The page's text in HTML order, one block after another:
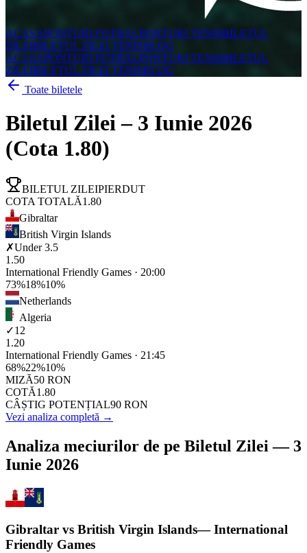
ACASAPONTURI FOTBALPONTURI TENISBILETUL
ZILEIBILETUL ZILEI TENISBLOG
ACASAPONTURI FOTBALPONTURI TENISBILETUL
ZILEIBILETUL ZILEI TENISBLOG
Toate biletele
Biletul Zilei – 3 Iunie 2026
(Cota 1.80)
BILETUL ZILEIPIERDUT
COTA TOTALĂ1.80
Gibraltar
British Virgin Islands
✗Under 3.5
1.50
International Friendly Games · 20:00
73%18%10%
Netherlands
Algeria
✓12
1.20
International Friendly Games · 21:45
68%22%10%
MIZĂ50 RON
COTĂ1.80
CÂȘTIG POTENȚIAL90 RON
Vezi analiza completă →
Analiza meciurilor de pe Biletul Zilei — 3
Iunie 2026
Gibraltar vs British Virgin Islands—International
Friendly Games